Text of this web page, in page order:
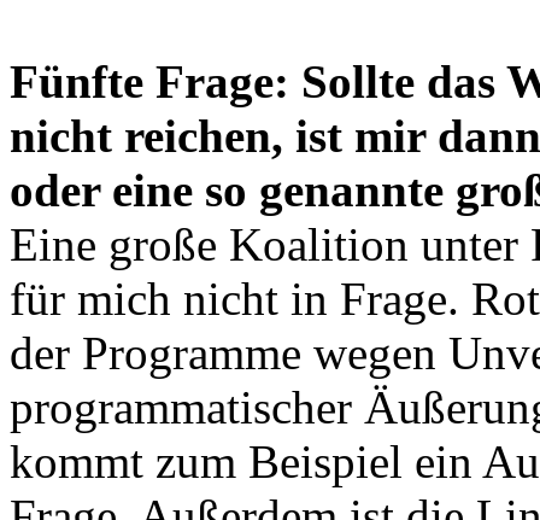
Fünfte Frage: Sollte das
nicht reichen, ist mir
oder eine so genannte
Eine große Koalition unter
für mich nicht in Frage.
der Programme wegen
programmatischer
kommt zum Beispiel ein